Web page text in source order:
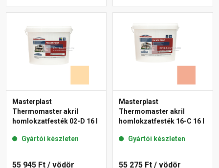
Masterplast
Thermomaster akril
homlokzatfesték 02-D 16 l
Gyártói készleten
55 945 Ft / vödör
Masterplast
Thermomaster akril
homlokzatfesték 16-C 16 l
Gyártói készleten
55 275 Ft / vödör